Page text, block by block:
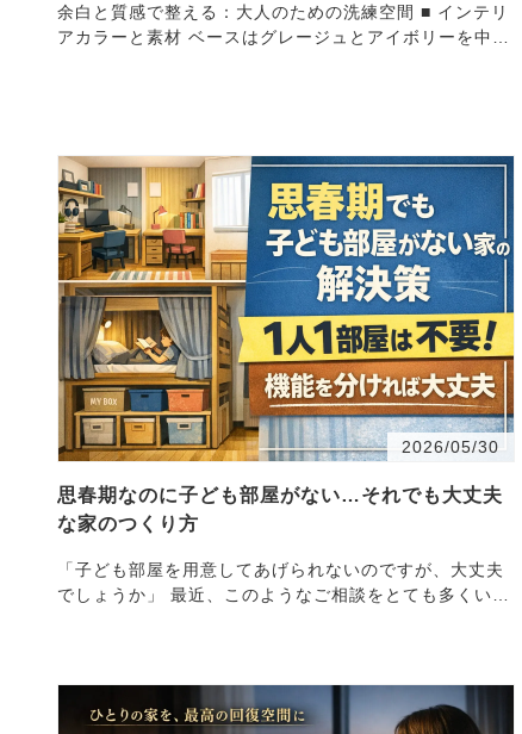
余白と質感で整える：大人のための洗練空間 ■ インテリ
アカラーと素材 ベースはグレージュとアイボリーを中心
2026/05/30
思春期なのに子ども部屋がない…それでも大丈夫
な家のつくり方
「子ども部屋を用意してあげられないのですが、大丈夫
でしょうか」 最近、このようなご相談をとても多くいた